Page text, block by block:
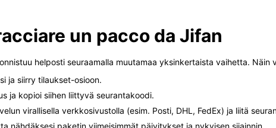
un pacco da Jifan
helposti seuraamalla muutamaa yksinkertaista vaihetta.
ja siirry tilaukset-osioon.
ja kopioi siihen liittyvä seurantakoodi.
virallisella verkkosivustolla (esim. Posti, DHL, FedEx) ja liitä